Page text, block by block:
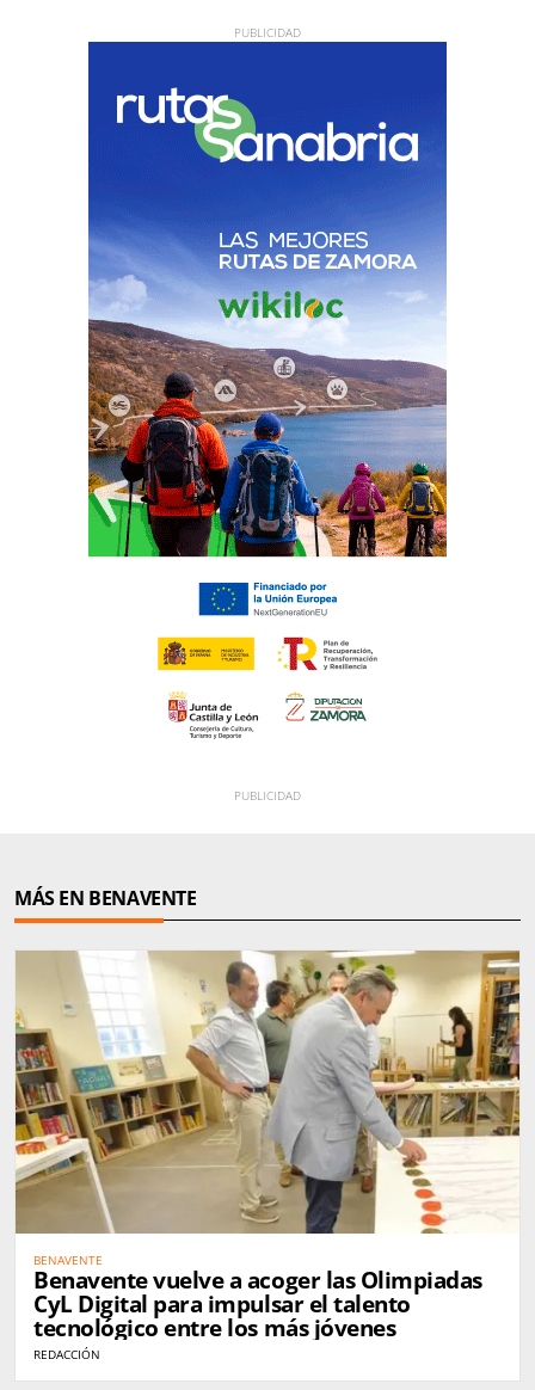
MÁS EN BENAVENTE
BENAVENTE
Benavente vuelve a acoger las Olimpiadas
CyL Digital para impulsar el talento
tecnológico entre los más jóvenes
REDACCIÓN